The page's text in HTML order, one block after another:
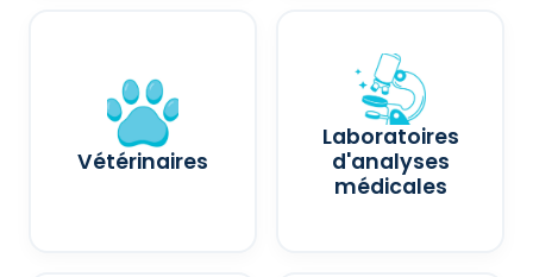
Vétérinaires
Laboratoires
d'analyses
médicales